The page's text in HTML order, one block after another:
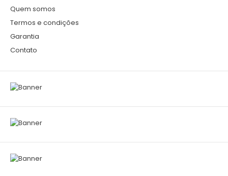
Quem somos
Termos e condições
Garantia
Contato